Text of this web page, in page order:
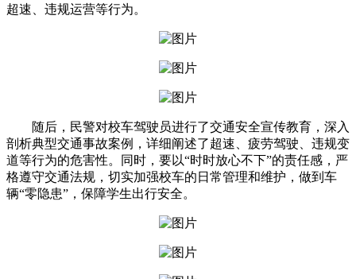
超速、违规运营等行为。
随后，民警对校车驾驶员进行了交通安全宣传教育，深入
剖析典型交通事故案例，详细阐述了超速、疲劳驾驶、违规变
道等行为的危害性。同时，要以“时时放心不下”的责任感，严
格遵守交通法规，切实加强校车的日常管理和维护，做到车
辆“零隐患”，保障学生出行安全。